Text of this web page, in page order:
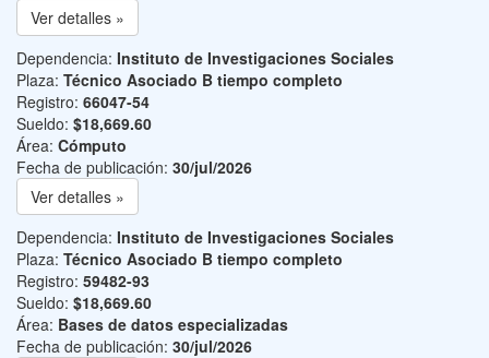
Ver detalles »
Dependencia: Instituto de Investigaciones Sociales
Plaza: Técnico Asociado B tiempo completo
Registro: 66047-54
Sueldo: $18,669.60
Área: Cómputo
Fecha de publicación: 30/jul/2026
Ver detalles »
Dependencia: Instituto de Investigaciones Sociales
Plaza: Técnico Asociado B tiempo completo
Registro: 59482-93
Sueldo: $18,669.60
Área: Bases de datos especializadas
Fecha de publicación: 30/jul/2026